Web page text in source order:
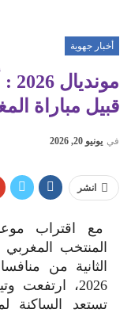
أخبار جهوية
قبيل مباراة
في يونيو 20, 2026
انشر
مع اقتراب
المنتخب المغربي
الثانية من
2026،
تستعد الساكنة